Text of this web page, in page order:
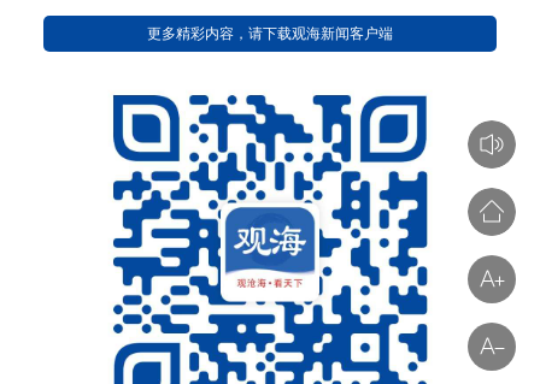
更多精彩内容，请下载观海新闻客户端